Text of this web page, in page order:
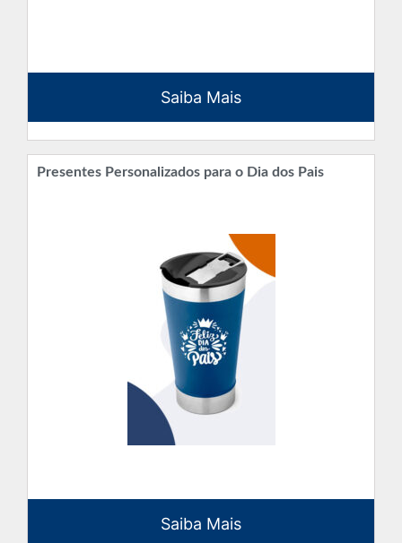
Saiba Mais
Presentes Personalizados para o Dia dos Pais
Saiba Mais